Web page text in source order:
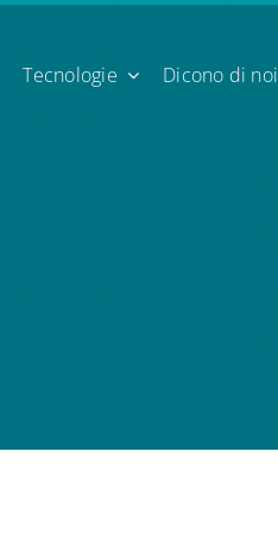
Tecnologie Dicono di noi